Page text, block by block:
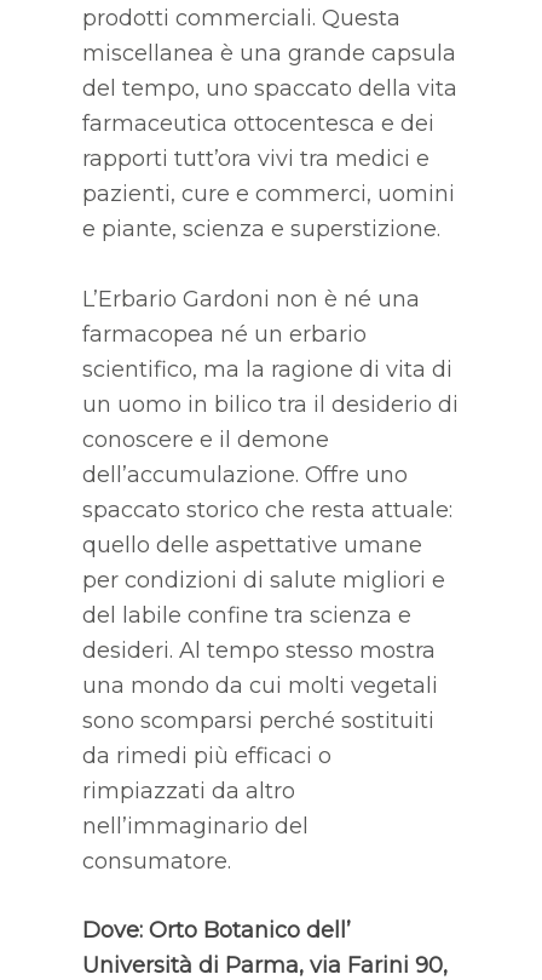
prodotti commerciali. Questa
miscellanea è una grande capsula
del tempo, uno spaccato della vita
farmaceutica ottocentesca e dei
rapporti tutt’ora vivi tra medici e
pazienti, cure e commerci, uomini
e piante, scienza e superstizione.
L’Erbario Gardoni non è né una
farmacopea né un erbario
scientifico, ma la ragione di vita di
un uomo in bilico tra il desiderio di
conoscere e il demone
dell’accumulazione. Offre uno
spaccato storico che resta attuale:
quello delle aspettative umane
per condizioni di salute migliori e
del labile confine tra scienza e
desideri. Al tempo stesso mostra
una mondo da cui molti vegetali
sono scomparsi perché sostituiti
da rimedi più efficaci o
rimpiazzati da altro
nell’immaginario del
consumatore.
Dove: Orto Botanico dell’
Università di Parma, via Farini 90,